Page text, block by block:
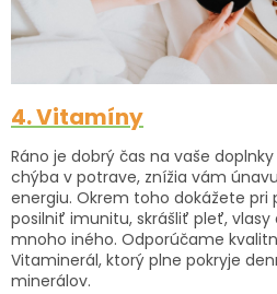
4. Vitamíny
Ráno je dobrý čas na vaše
chýba v potrave, znížia vám
energiu. Okrem toho dokážete pri
posilniť imunitu, skrášliť pleť,
mnoho iného. Odporúčame
Vitaminerál, ktorý plne pokryje
minerálov.